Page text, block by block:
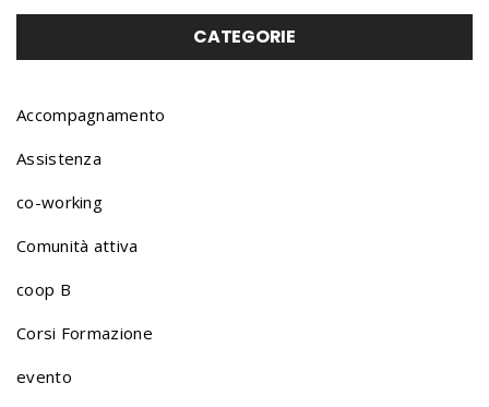
o
r
t
f
o
CATEGORIE
Accompagnamento
Assistenza
co-working
Comunità attiva
coop B
Corsi Formazione
evento